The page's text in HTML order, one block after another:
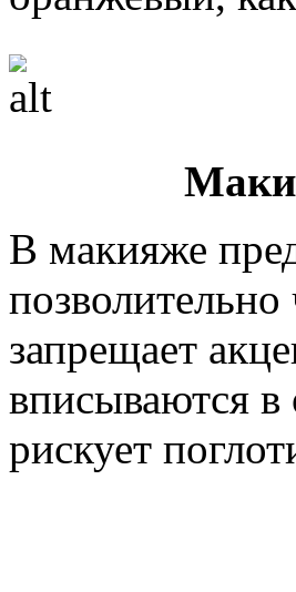
В макияже
запрещает
вписываются в
рискует